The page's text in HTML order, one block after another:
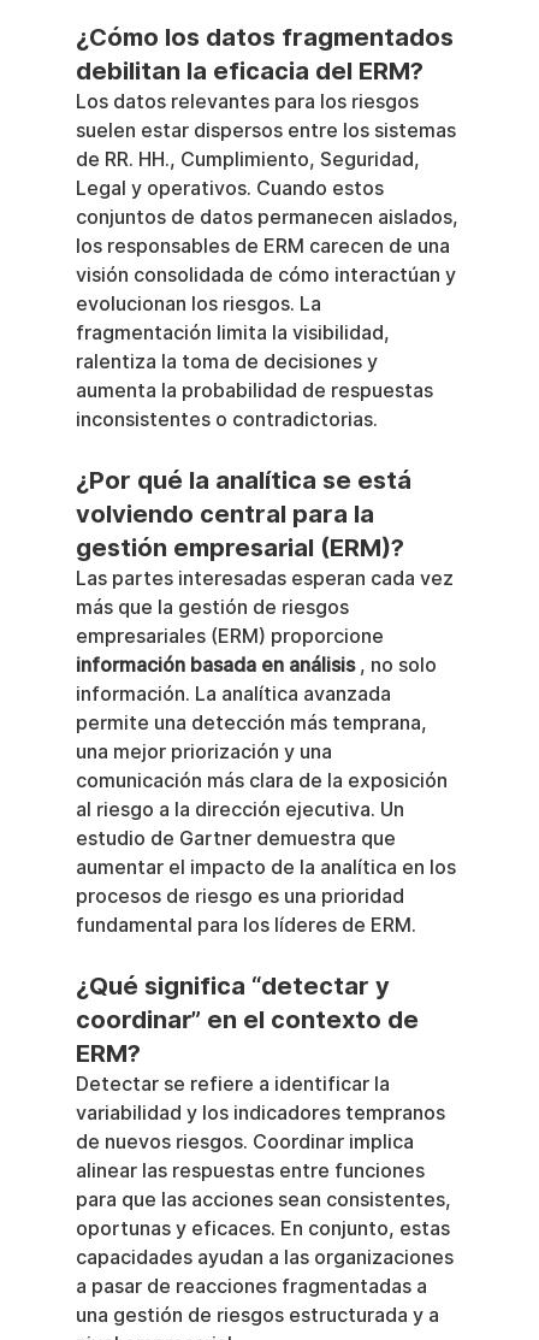
¿Cómo los datos fragmentados
debilitan la eficacia del ERM?
Los datos relevantes para los riesgos
suelen estar dispersos entre los sistemas
de RR. HH., Cumplimiento, Seguridad,
Legal y operativos. Cuando estos
conjuntos de datos permanecen aislados,
los responsables de ERM carecen de una
visión consolidada de cómo interactúan y
evolucionan los riesgos. La
fragmentación limita la visibilidad,
ralentiza la toma de decisiones y
aumenta la probabilidad de respuestas
inconsistentes o contradictorias.
¿Por qué la analítica se está
volviendo central para la
gestión empresarial (ERM)?
Las partes interesadas esperan cada vez
más que la gestión de riesgos
empresariales (ERM) proporcione
información basada en análisis , no solo
información. La analítica avanzada
permite una detección más temprana,
una mejor priorización y una
comunicación más clara de la exposición
al riesgo a la dirección ejecutiva. Un
estudio de Gartner demuestra que
aumentar el impacto de la analítica en los
procesos de riesgo es una prioridad
fundamental para los líderes de ERM.
¿Qué significa “detectar y
coordinar” en el contexto de
ERM?
Detectar se refiere a identificar la
variabilidad y los indicadores tempranos
de nuevos riesgos. Coordinar implica
alinear las respuestas entre funciones
para que las acciones sean consistentes,
oportunas y eficaces. En conjunto, estas
capacidades ayudan a las organizaciones
a pasar de reacciones fragmentadas a
una gestión de riesgos estructurada y a